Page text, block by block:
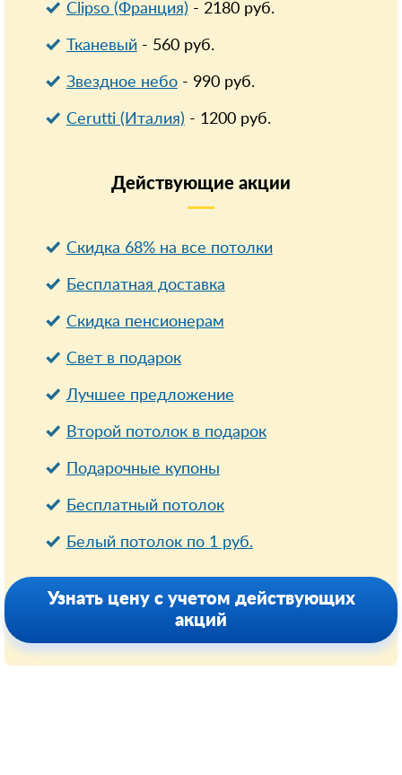
Clipso (Франция) - 2180руб.
Тканевый- 560руб.
Звездное небо- 990руб.
Cerutti (Италия) - 1200руб.
Действующие акции
Скидка 68% на все потолки
Бесплатная доставка
Cкидка пенсионерам
Свет в подарок
Лучшее предложение
Второй потолок в подарок
Подарочные купоны
Бесплатный потолок
Белый потолок по 1 руб.
Узнать цену с учетом действующих
акций